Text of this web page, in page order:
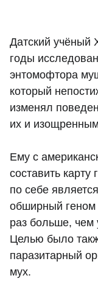
Датский учёный
годы
энтомофтора
который
изменял
их и изощренным
Ему с
составить карту
по себе
обширный
раз больше, чем
Целью было
паразитарный
мух.